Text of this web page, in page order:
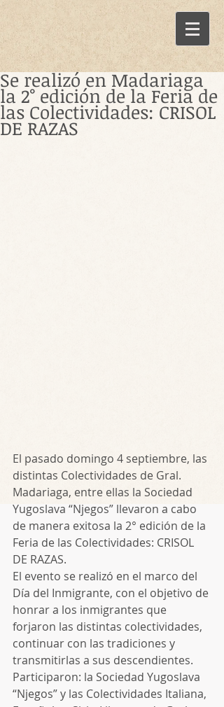
Se realizó en Madariaga
la 2° edición de la Feria de
las Colectividades: CRISOL
DE RAZAS
El pasado domingo 4 septiembre, las
distintas Colectividades de Gral.
Madariaga, entre ellas la Sociedad
Yugoslava “Njegos” llevaron a cabo
de manera exitosa la 2° edición de la
Feria de las Colectividades: CRISOL
DE RAZAS.
El evento se realizó en el marco del
Día del Inmigrante, con el objetivo de
honrar a los inmigrantes que
forjaron las distintas colectividades,
continuar con las tradiciones y
transmitirlas a sus descendientes.
Participaron: la Sociedad Yugoslava
“Njegos” y las Colectividades Italiana,